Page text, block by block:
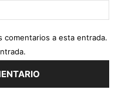
comentarios a esta entrada.